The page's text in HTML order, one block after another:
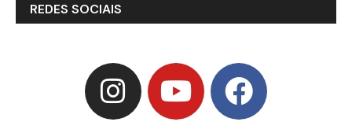
REDES SOCIAIS